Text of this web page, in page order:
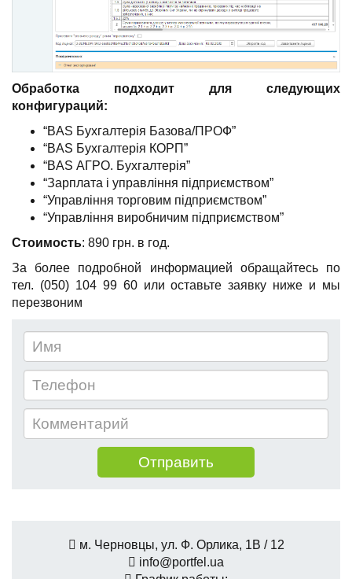
Обработка подходит для следующих
конфигураций:
“BAS Бухгалтерія Базова/ПРОФ”
“BAS Бухгалтерія КОРП”
“BAS АГРО. Бухгалтерія”
“Зарплата і управління підприємством”
“Управління торговим підприємством”
“Управління виробничим підприємством”
Стоимость: 890 грн. в год.
За более подробной информацией обращайтесь по
тел. (050) 104 99 60 или оставьте заявку ниже и мы
перезвоним
м. Черновцы, ул. Ф. Орлика, 1В / 12
info@portfel.ua